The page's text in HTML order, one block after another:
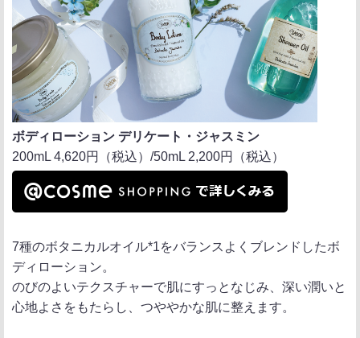
ボディローション デリケート・ジャスミン
200mL 4,620円（税込）/50mL 2,200円（税込）
7種のボタニカルオイル*1をバランスよくブレンドしたボ
ディローション。
のびのよいテクスチャーで肌にすっとなじみ、深い潤いと
心地よさをもたらし、つややかな肌に整えます。